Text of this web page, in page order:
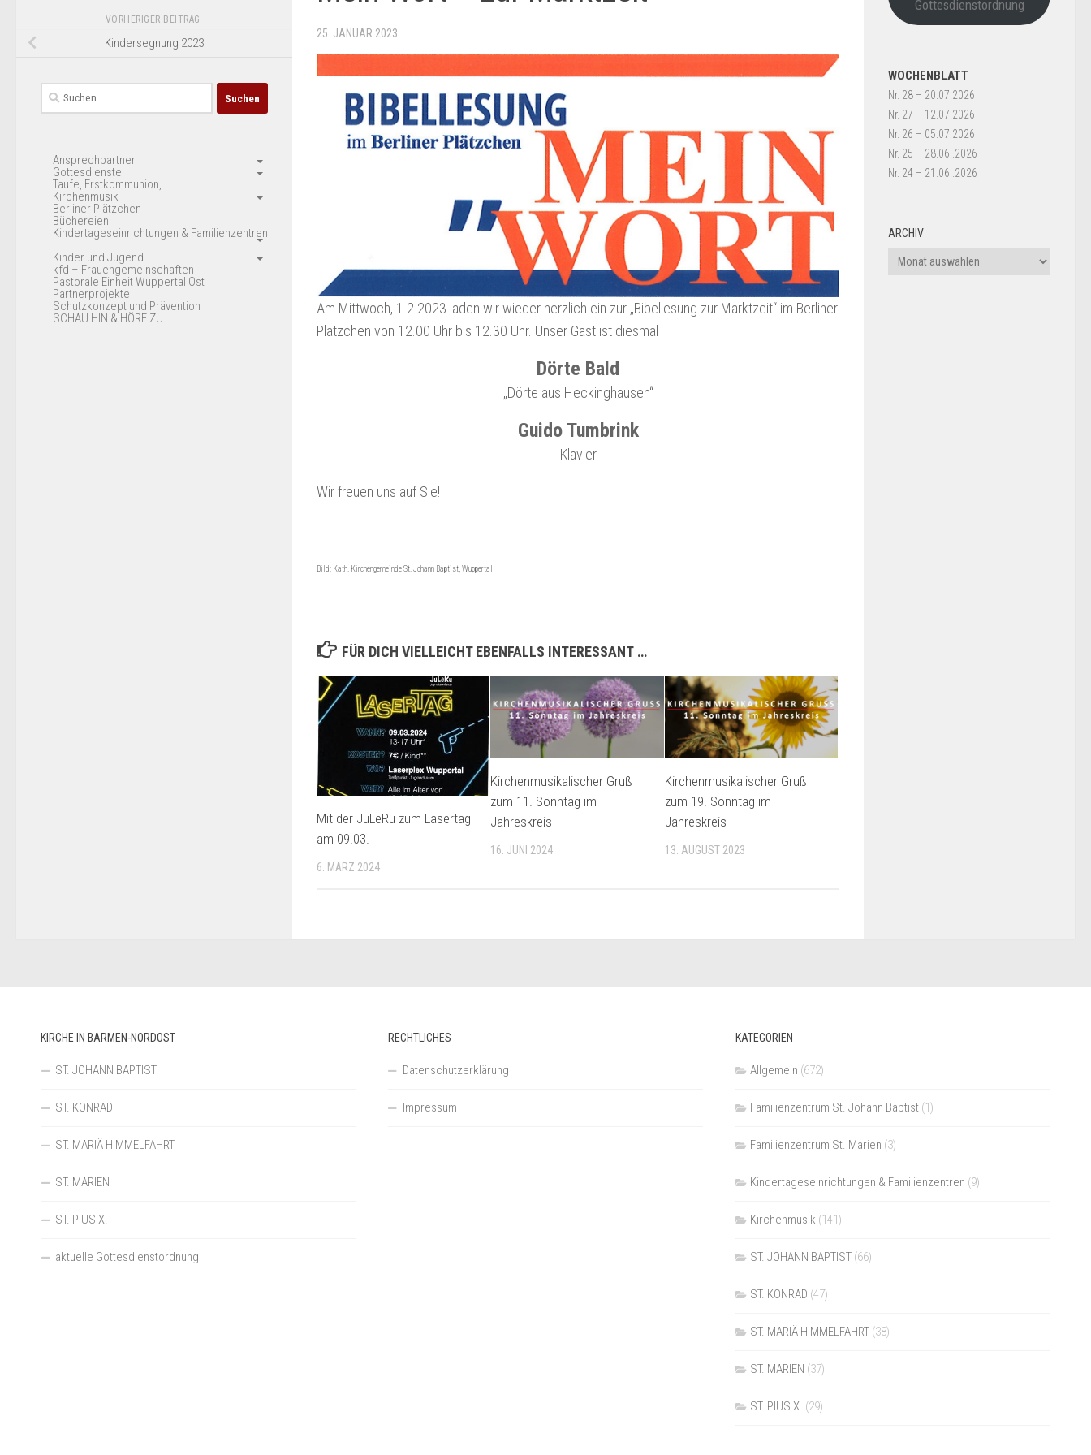
25. JANUAR 2023
Am Mittwoch, 1.2.2023 laden wir wieder herzlich ein zur „Bibellesung zur Marktzeit“ im Berliner
Plätzchen von 12.00 Uhr bis 12.30 Uhr. Unser Gast ist diesmal
Dörte Bald
„Dörte aus Heckinghausen“
Guido Tumbrink
Klavier
Wir freuen uns auf Sie!
Bild: Kath. Kirchengemeinde St. Johann Baptist, Wuppertal
FÜR DICH VIELLEICHT EBENFALLS INTERESSANT …
Mit der JuLeRu zum Lasertag
am 09.03.
6. MÄRZ 2024
Kirchenmusikalischer Gruß
zum 11. Sonntag im
Jahreskreis
16. JUNI 2024
Kirchenmusikalischer Gruß
zum 19. Sonntag im
Jahreskreis
13. AUGUST 2023
VORHERIGER BEITRAG
Kindersegnung 2023
Suchen
nach:
Ansprechpartner
Gottesdienste
Taufe, Erstkommunion, …
Kirchenmusik
Berliner Plätzchen
Büchereien
Kindertageseinrichtungen & Familienzentren
Kinder und Jugend
kfd – Frauengemeinschaften
Pastorale Einheit Wuppertal Ost
Partnerprojekte
Schutzkonzept und Prävention
SCHAU HIN & HÖRE ZU
Gottesdienstordnung
WOCHENBLATT
Nr. 28 – 20.07.2026
Nr. 27 – 12.07.2026
Nr. 26 – 05.07.2026
Nr. 25 – 28.06..2026
Nr. 24 – 21.06..2026
ARCHIV
Archiv
KIRCHE IN BARMEN-NORDOST
ST. JOHANN BAPTIST
ST. KONRAD
ST. MARIÄ HIMMELFAHRT
ST. MARIEN
ST. PIUS X.
aktuelle Gottesdienstordnung
RECHTLICHES
Datenschutzerklärung
Impressum
KATEGORIEN
Allgemein (672)
Familienzentrum St. Johann Baptist(1)
Familienzentrum St. Marien (3)
Kindertageseinrichtungen & Familienzentren (9)
Kirchenmusik (141)
ST. JOHANN BAPTIST(66)
ST. KONRAD (47)
ST. MARIÄ HIMMELFAHRT(38)
ST. MARIEN (37)
ST. PIUS X. (29)